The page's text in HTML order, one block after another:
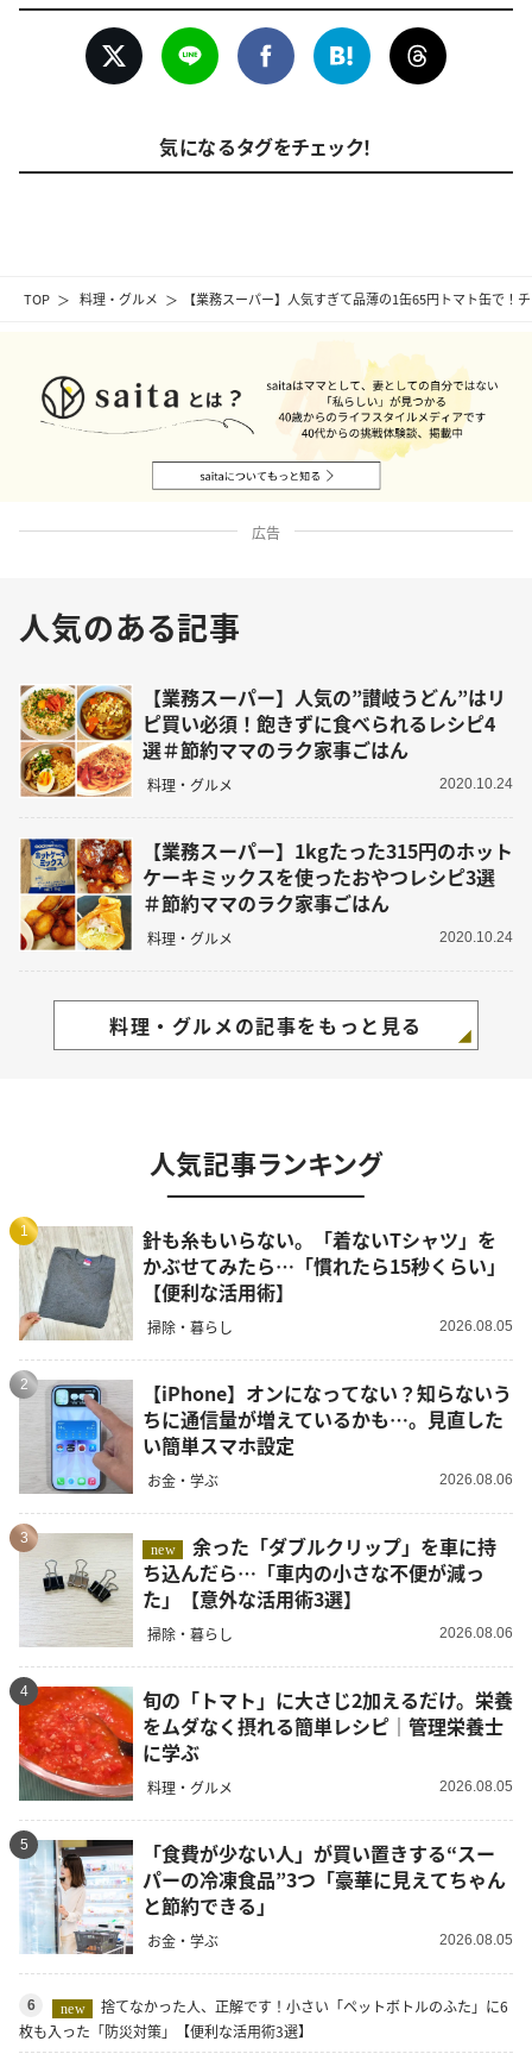
TOP 料理・グルメ 【業務スーパー】人気すぎて品薄の1缶65円トマト缶で
気になるタグをチェック！
広告
人気のある記事
【業務スーパー】人気の”讃岐うどん”はリ
ピ買い必須！飽きずに食べられるレシピ4
選＃節約ママのラク家事ごはん
料理・グルメ 2020.10.24
【業務スーパー】1kgたった315円のホット
ケーキミックスを使ったおやつレシピ3選
＃節約ママのラク家事ごはん
料理・グルメ 2020.10.24
料理・グルメの記事をもっと見る
人気記事ランキング
1
針も糸もいらない。「着ないTシャツ」を
かぶせてみたら…「慣れたら15秒くらい」
【便利な活用術】
掃除・暮らし 2026.08.05
2
【iPhone】オンになってない？知らないう
ちに通信量が増えているかも…。見直した
い簡単スマホ設定
お金・学ぶ 2026.08.06
3
new
余った「ダブルクリップ」を車に持
ち込んだら…「車内の小さな不便が減っ
た」【意外な活用術3選】
掃除・暮らし 2026.08.06
4
旬の「トマト」に大さじ2加えるだけ。栄養
をムダなく摂れる簡単レシピ｜管理栄養士
に学ぶ
料理・グルメ 2026.08.05
5
「食費が少ない人」が買い置きする“スー
パーの冷凍食品”3つ「豪華に見えてちゃん
と節約できる」
お金・学ぶ 2026.08.05
6 new
捨てなかった人、正解です！小さい「ペットボトルのふた」に6
枚も入った「防災対策」【便利な活用術3選】